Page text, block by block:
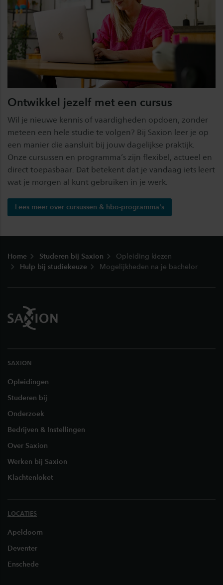
Ontwikkel jezelf met een cursus
Wil je nieuwe kennis of vaardigheden opdoen, zonder
meteen een hele studie te volgen? Bij Saxion leer je op
een manier die aansluit bij jouw dagelijkse praktijk.
Onze cursussen en programma’s zijn flexibel, actueel en
direct toepasbaar. Dat betekent dat je vandaag iets leert
wat je morgen al kunt gebruiken in je werk.
Lees meer over cursussen & hbo-programma's
Home Studeren bij Saxion
Opleiding kiezen
Hulp bij studiekeuze
Mogelijkheden na je bachelor
SAXION
Opleidingen
Studeren bij
Onderzoek
Bedrijven & Instellingen
Over Saxion
Werken bij Saxion
Klachtenloket
LOCATIES
Apeldoorn
Deventer
Enschede